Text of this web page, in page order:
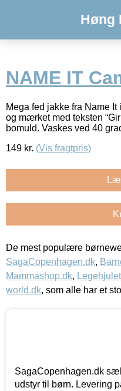
Høng
NAME IT
Mega fed jakke fra Name
og mærket med teksten
bomuld. Vaskes ved 40
149 kr. (Vis fragtpris)
De mest populære
SagaCopenhagen.dk,
Mammashop.dk,
world.dk, som alle har et
SagaCopenhagen.dk
udstyr til børn. Levering